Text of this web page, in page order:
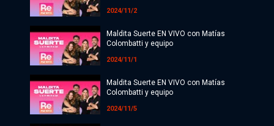
2024/11/2
Maldita Suerte EN VIVO con Matías
Colombatti y equipo
2024/11/1
Maldita Suerte EN VIVO con Matías
Colombatti y equipo
2024/11/5